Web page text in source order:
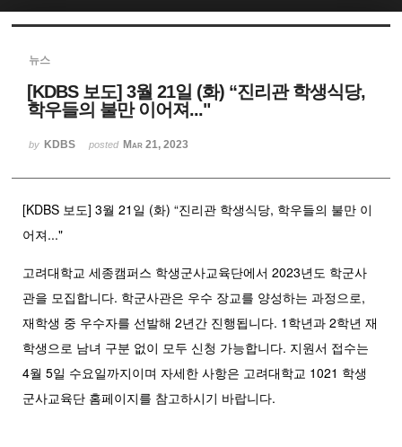
뉴스
[KDBS 보도] 3월 21일 (화) “진리관 학생식당,
학우들의 불만 이어져..."
by KDBS posted Mar 21, 2023
[KDBS 보도] 3월 21일 (화) “진리관 학생식당, 학우들의 불만 이
어져..."
고려대학교 세종캠퍼스 학생군사교육단에서 2023년도 학군사
관을 모집합니다. 학군사관은 우수 장교를 양성하는 과정으로,
재학생 중 우수자를 선발해 2년간 진행됩니다. 1학년과 2학년 재
학생으로 남녀 구분 없이 모두 신청 가능합니다. 지원서 접수는
4월 5일 수요일까지이며 자세한 사항은 고려대학교 1021 학생
군사교육단 홈페이지를 참고하시기 바랍니다.
Sketchbook5, 스케치북5
Sketchbook5, 스케치북5